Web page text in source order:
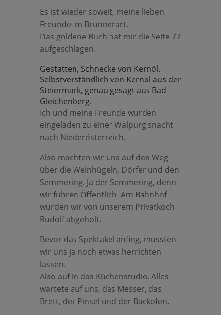
Es ist wieder soweit, meine lieben
Freunde im Brunnerart.
Das goldene Buch hat mir die Seite 77
aufgeschlagen.
Gestatten, Schnecke von Kernöl.
Selbstverständlich von Kernöl aus der
Steiermark, genau gesagt aus Bad
Gleichenberg.
Ich und meine Freunde wurden
eingeladen zu einer Walpurgisnacht
nach Niederösterreich.
Also machten wir uns auf den Weg
über die Weinhügeln, Dörfer und den
Semmering. Ja der Semmering, denn
wir fuhren Öffentlich. Am Bahnhof
wurden wir von unserem Privatkoch
Rudolf abgeholt.
Bevor das Spektakel anfing, mussten
wir uns ja noch etwas herrichten
lassen.
Also auf in das Küchenstudio. Alles
wartete auf uns, das Messer, das
Brett, der Pinsel und der Backofen.